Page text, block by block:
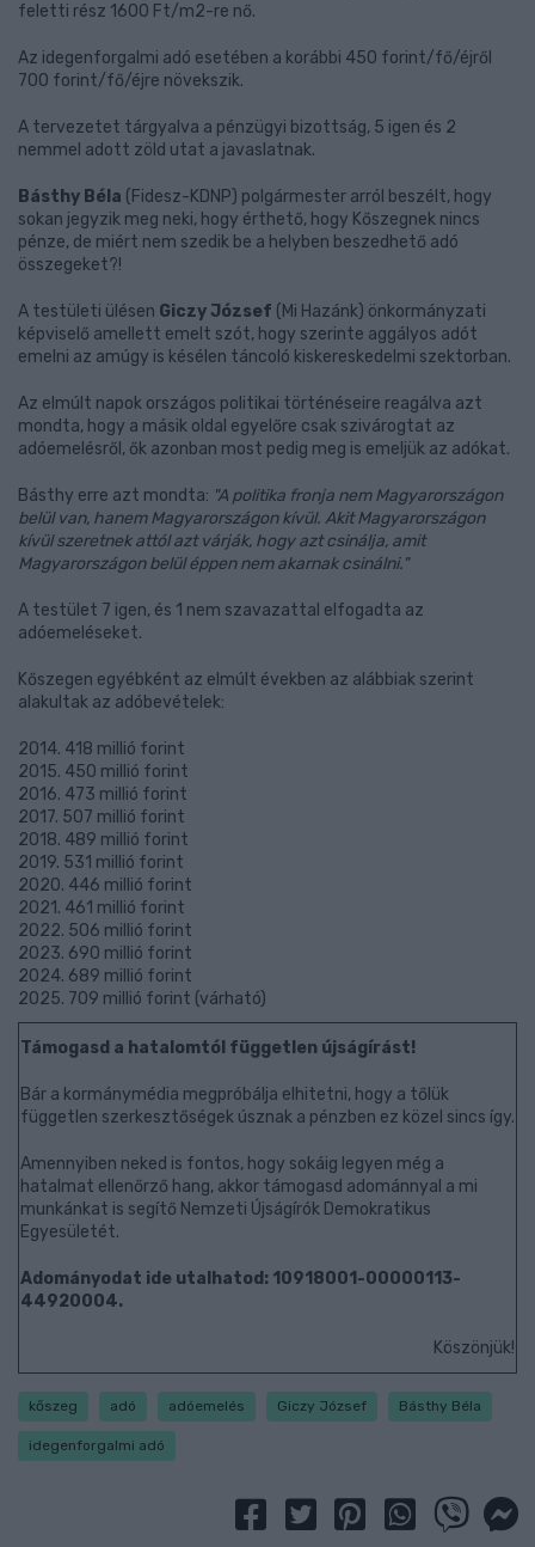
feletti rész 1600 Ft/m2-re nő.
Az idegenforgalmi adó esetében a korábbi 450 forint/fő/éjről
700 forint/fő/éjre növekszik.
A tervezetet tárgyalva a pénzügyi bizottság, 5 igen és 2
nemmel adott zöld utat a javaslatnak.
Básthy Béla (Fidesz-KDNP) polgármester arról beszélt, hogy
sokan jegyzik meg neki, hogy érthető, hogy Kőszegnek nincs
pénze, de miért nem szedik be a helyben beszedhető adó
összegeket?!
A testületi ülésen Giczy József (Mi Hazánk) önkormányzati
képviselő amellett emelt szót, hogy szerinte aggályos adót
emelni az amúgy is késélen táncoló kiskereskedelmi szektorban.
Az elmúlt napok országos politikai történéseire reagálva azt
mondta, hogy a másik oldal egyelőre csak szivárogtat az
adóemelésről, ők azonban most pedig meg is emeljük az adókat.
Básthy erre azt mondta: "A politika fronja nem Magyarországon
belül van, hanem Magyarországon kívül. Akit Magyarországon
kívül szeretnek attól azt várják, hogy azt csinálja, amit
Magyarországon belül éppen nem akarnak csinálni."
A testület 7 igen, és 1 nem szavazattal elfogadta az
adóemeléseket.
Kőszegen egyébként az elmúlt években az alábbiak szerint
alakultak az adóbevételek:
2014. 418 millió forint
2015. 450 millió forint
2016. 473 millió forint
2017. 507 millió forint
2018. 489 millió forint
2019. 531 millió forint
2020. 446 millió forint
2021. 461 millió forint
2022. 506 millió forint
2023. 690 millió forint
2024. 689 millió forint
2025. 709 millió forint (várható)
Támogasd a hatalomtól független újságírást!
Bár a kormánymédia megpróbálja elhitetni, hogy a tőlük
független szerkesztőségek úsznak a pénzben ez közel sincs így.
Amennyiben neked is fontos, hogy sokáig legyen még a
hatalmat ellenőrző hang, akkor támogasd adománnyal a mi
munkánkat is segítő Nemzeti Újságírók Demokratikus
Egyesületét.
Adományodat ide utalhatod: 10918001-00000113-
44920004.
Köszönjük!
kőszeg adó adóemelés Giczy József Básthy Béla
idegenforgalmi adó